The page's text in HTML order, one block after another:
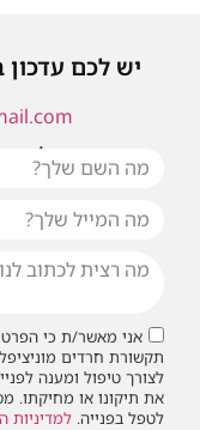
יש לכם עדכון
או שילחו
אני מאשר/ת כי
תקשורת חרדים
לצורך טיפול ומענה
את תיקונו או מחיקתו.
לטפל בפנייה. למדיניות